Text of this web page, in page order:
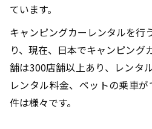
ています。
キャンピングカーレンタルを行
り、現在、日本でキャンピング
舗は300店舗以上あり、レンタ
レンタル料金、ペットの乗車
件は様々です。